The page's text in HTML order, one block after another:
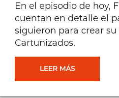
En el episodio de hoy,
cuentan en detalle el
siguieron para crear
Cartunizados.
LEER MÁSCÓMO